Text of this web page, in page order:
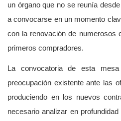
un órgano que no se reunía
a convocarse en un momento
con la renovación de numerosos
primeros compradores.
La convocatoria de esta
preocupación existente ante las
produciendo en los nuevos
necesario analizar en